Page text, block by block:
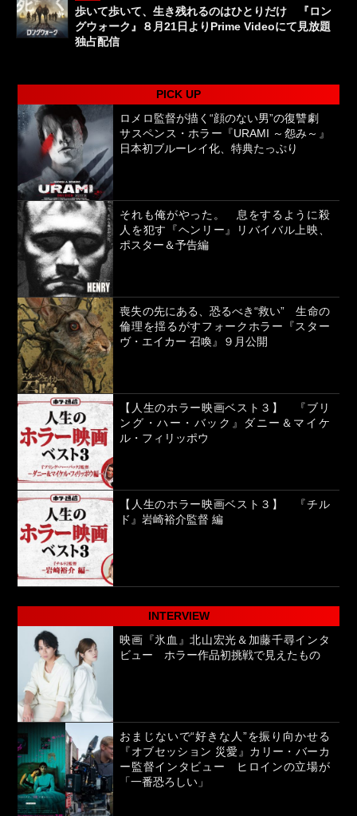
歩いて歩いて、生き残れるのはひとりだけ 『ロン
グウォーク』８月21日よりPrime Videoにて見放題
独占配信
PICK UP
ロメロ監督が描く“顔のない男”の復讐劇
サスペンス・ホラー『URAMI ～怨み～』
日本初ブルーレイ化、特典たっぷり
それも俺がやった。 息をするように殺
人を犯す『ヘンリー』リバイバル上映、
ポスター＆予告編
喪失の先にある、恐るべき“救い” 生命の
倫理を揺るがすフォークホラー『スター
ヴ・エイカー 召喚』９月公開
【人生のホラー映画ベスト３】 『ブリ
ング・ハー・バック』ダニー＆マイケ
ル・フィリッポウ
【人生のホラー映画ベスト３】 『チル
ド』岩崎裕介監督 編
INTERVIEW
映画『氷血』北山宏光＆加藤千尋インタ
ビュー ホラー作品初挑戦で見えたもの
おまじないで“好きな人”を振り向かせる
『オブセッション 災愛』カリー・バーカ
ー監督インタビュー ヒロインの立場が
「一番恐ろしい」